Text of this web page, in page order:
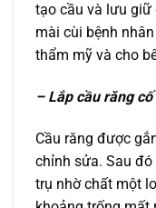
tạo cầu và lưu giữ
mài cùi bệnh
thẩm mỹ và cho
– Lắp cầu răng
Cầu răng được
chỉnh sửa. Sau
trụ nhờ chất một